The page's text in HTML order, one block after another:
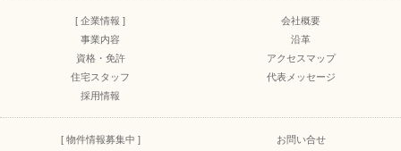
[ 企業情報 ]
会社概要
事業内容
沿革
資格・免許
アクセスマップ
住宅スタッフ
代表メッセージ
採用情報
[ 物件情報募集中 ]
お問い合せ